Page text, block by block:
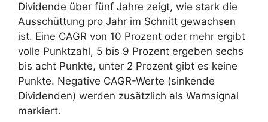
Dividende über fünf Jahre zeigt, wie stark die
Ausschüttung pro Jahr im Schnitt gewachsen
ist. Eine CAGR von 10 Prozent oder mehr ergibt
volle Punktzahl, 5 bis 9 Prozent ergeben sechs
bis acht Punkte, unter 2 Prozent gibt es keine
Punkte. Negative CAGR-Werte (sinkende
Dividenden) werden zusätzlich als Warnsignal
markiert.